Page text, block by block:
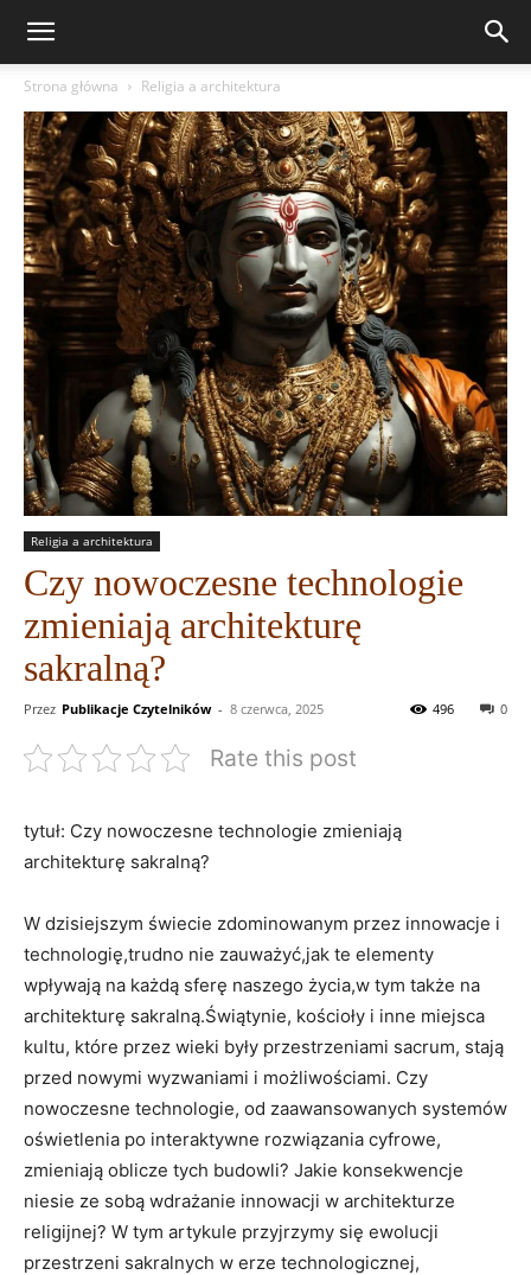
Strona główna Religia a architektura
Religia a architektura
Czy nowoczesne technologie
zmieniają architekturę
sakralną?
Przez Publikacje Czytelników - 8 czerwca, 2025 0
496
Rate this post
tytuł: Czy nowoczesne ‌technologie zmieniają
architekturę sakralną?
W dzisiejszym świecie zdominowanym przez⁢ innowacje⁣ i​
technologię,trudno nie zauważyć,jak te⁣ elementy
wpływają na każdą ⁤sferę naszego życia,w‌ tym także na
architekturę sakralną.Świątynie, ⁣kościoły i inne miejsca
kultu,⁢ które przez wieki były przestrzeniami sacrum, stają
przed nowymi wyzwaniami ‌i ⁢możliwościami. Czy⁢
nowoczesne technologie, od zaawansowanych systemów
⁣oświetlenia po interaktywne rozwiązania⁤ cyfrowe,
zmieniają oblicze‍ tych ⁤budowli? Jakie konsekwencje
niesie ze sobą wdrażanie innowacji w architekturze
religijnej? W tym artykule przyjrzymy się ewolucji
przestrzeni sakralnych ⁣w erze technologicznej,